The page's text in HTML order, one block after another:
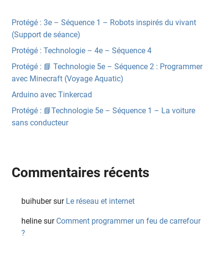
Protégé : 3e – Séquence 1 – Robots inspirés du vivant
(Support de séance)
Protégé : Technologie – 4e – Séquence 4
Protégé : 📘 Technologie 5e – Séquence 2 : Programmer
avec Minecraft (Voyage Aquatic)
Arduino avec Tinkercad
Protégé : 📘Technologie 5e – Séquence 1 – La voiture
sans conducteur
Commentaires récents
buihubersur Le réseau et internet
heline sur Comment programmer un feu de carrefour
?